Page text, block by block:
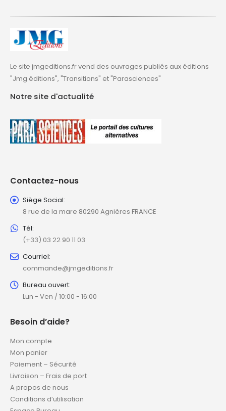
Le site jmgeditions.fr vend des ouvrages publiés aux éditions
"Jmg éditions", "Transitions" et "Parasciences"
Notre site d'actualité
Contactez-nous
Siège Social:
8 rue de la mare 80290 Agnières FRANCE
Tél:
(+33) 03 22 90 11 03
Courriel:
commande@jmgeditions.fr
Bureau ouvert:
Lun - Ven / 10:00 - 16:00
Besoin d’aide?
Mon compte
Mon panier
Paiement – Sécurité
Livraison – Frais de port
A propos de nous
Conditions d’utilisation